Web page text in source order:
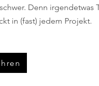
Denn irgendetwas
in (fast) jedem Projekt.